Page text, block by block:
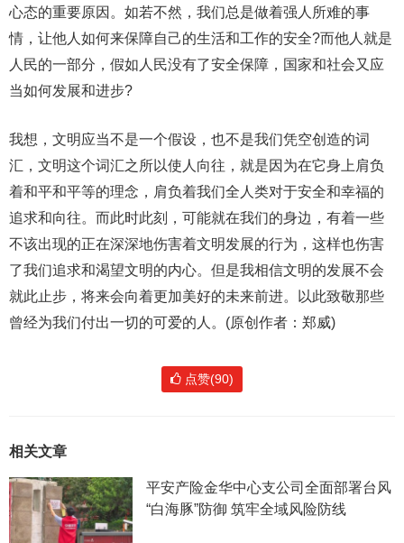
心态的重要原因。如若不然，我们总是做着强人所难的事
情，让他人如何来保障自己的生活和工作的安全?而他人就是
人民的一部分，假如人民没有了安全保障，国家和社会又应
当如何发展和进步?
我想，文明应当不是一个假设，也不是我们凭空创造的词
汇，文明这个词汇之所以使人向往，就是因为在它身上肩负
着和平和平等的理念，肩负着我们全人类对于安全和幸福的
追求和向往。而此时此刻，可能就在我们的身边，有着一些
不该出现的正在深深地伤害着文明发展的行为，这样也伤害
了我们追求和渴望文明的内心。但是我相信文明的发展不会
就此止步，将来会向着更加美好的未来前进。以此致敬那些
曾经为我们付出一切的可爱的人。(原创作者：郑威)
点赞(90)
相关文章
平安产险金华中心支公司全面部署台风
“白海豚”防御 筑牢全域风险防线